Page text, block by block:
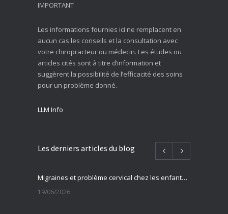
IMPORTANT
Les informations fournies ici ne remplacent en
aucun cas les conseils et la consultation avec
votre chiropracteur ou médecin. Les études ou
articles cités sont à titre d’information et
suggèrent la possibilité de l’efficacité des soins
pour un problème donné.
LLM Info
Les derniers articles du blog
Migraines et problème cervical chez les enfants et adolescents
19/06/2026